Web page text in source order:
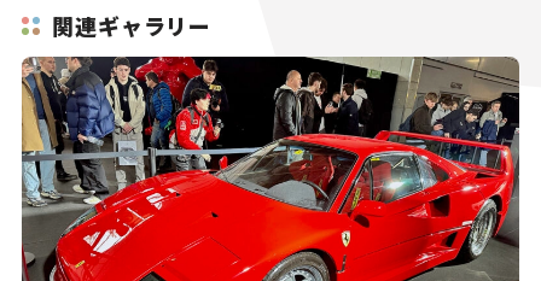
関連ギャラリー